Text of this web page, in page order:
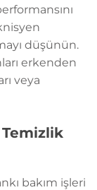
düşünün.
erkenden
veya
Temizlik
bakım işleri